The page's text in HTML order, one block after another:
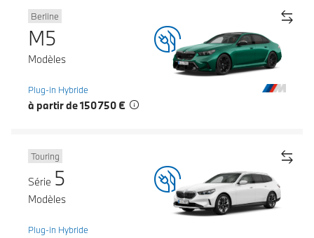
Berline
M5
Modèles
Plug-in Hybride
à partir de 150 750 €
Touring
Série 5
Modèles
Plug-in Hybride